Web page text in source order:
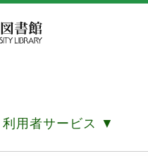
利用者サービス ▼